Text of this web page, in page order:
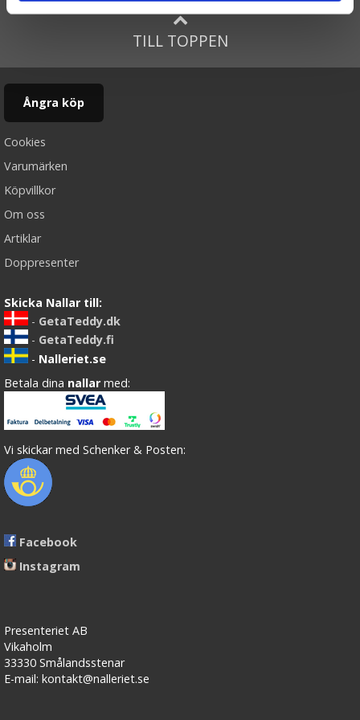
TILL TOPPEN
Ångra köp
Cookies
Varumärken
Köpvillkor
Om oss
Artiklar
Doppresenter
Skicka Nallar till:
- GetaTeddy.dk
- GetaTeddy.fi
- Nalleriet.se
Betala dina nallar med:
Vi skickar med Schenker & Posten:
Facebook
Instagram
Presenteriet AB
Vikaholm
33330 Smålandsstenar
E-mail: kontakt@nalleriet.se